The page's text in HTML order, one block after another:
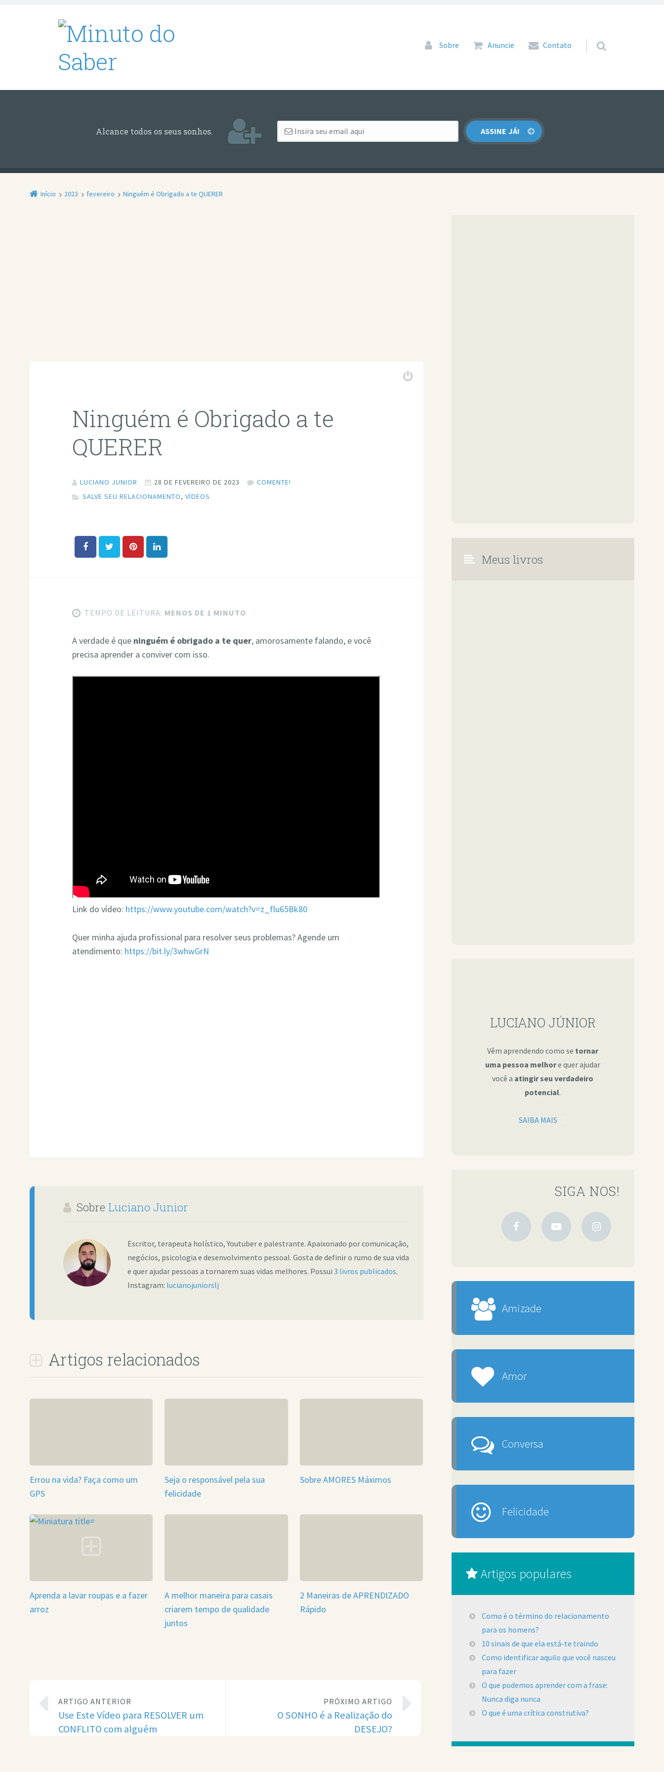
Pular para o conteúdo
Sobre Anuncie Contato
Alcance todos os seus sonhos.
Início 2023 fevereiro Ninguém é Obrigado a te QUERER
Ninguém é Obrigado a te
QUERER
LUCIANO JUNIOR 28 DE FEVEREIRO DE 2023
COMENTE!
SALVE SEU RELACIONAMENTO,VÍDEOS
TEMPO DE LEITURA: MENOS DE 1 MINUTO
A verdade é que ninguém é obrigado a te quer, amorosamente falando, e você
precisa aprender a conviver com isso.
Link do vídeo: https://www.youtube.com/watch?v=z_flu65Bk80
Quer minha ajuda profissional para resolver seus problemas? Agende um
atendimento: https://bit.ly/3whwGrN
Sobre Luciano Junior
Escritor, terapeuta holístico, Youtuber e palestrante. Apaixonado por comunicação,
negócios, psicologia e desenvolvimento pessoal. Gosta de definir o rumo de sua vida
e quer ajudar pessoas a tornarem suas vidas melhores. Possui 3 livros publicados.
Instagram: lucianojuniorslj
Artigos relacionados
Errou na vida? Faça como um
GPS
Seja o responsável pela sua
felicidade
Sobre AMORES Máximos
Aprenda a lavar roupas e a fazer
arroz
A melhor maneira para casais
criarem tempo de qualidade
juntos
2 Maneiras de APRENDIZADO
Rápido
ARTIGO ANTERIOR
Use Este Vídeo para RESOLVER um
CONFLITO com alguém
PRÓXIMO ARTIGO
O SONHO é a Realização do
DESEJO?
Meus livros
LUCIANO JÚNIOR
Vêm aprendendo como se tornar
uma pessoa melhore quer ajudar
você a atingir seu verdadeiro
potencial.
SAIBA MAIS
SIGA NOS!
Amizade
Amor
Conversa
Felicidade
Artigos populares
Como é o término do relacionamento
para os homens?
10 sinais de que ela está-te traindo
Como identificar aquilo que você nasceu
para fazer
O que podemos aprender com a frase:
Nunca diga nunca
O que é uma crítica construtiva?